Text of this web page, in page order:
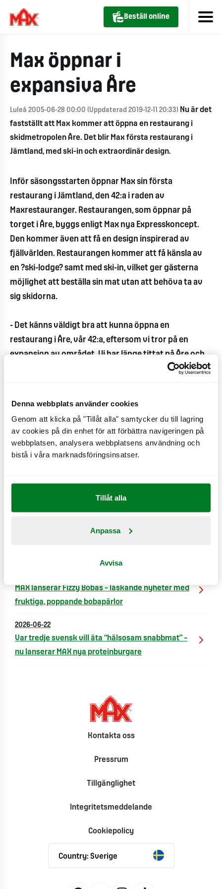
Denna webbplats använder cookies
Genom att klicka på "Tillåt alla" samtycker du till lagring
av cookies på din enhet för att förbättra navigeringen på
webbplatsen, analysera webbplatsens användning och
bistå i våra marknadsföringsinsatser.
Tillåt alla
Anpassa
Avvisa
Beställ online
Max öppnar i
expansiva Åre
Luleå 2005-06-28 00:00 (Uppdaterad 2019-12-11 20:33) Nu är det
fastställt att Max kommer att öppna en restaurang i
skidmetropolen Åre. Det blir Max första restaurang i
Jämtland, med ski-in och extraordinär design.
Inför säsongsstarten öppnar Max sin första
restaurang i Jämtland, den 42:a i raden av
Maxrestauranger. Restaurangen, som öppnar på
torget i Åre, byggs enligt Max nya Expresskoncept.
Den kommer även att få en design inspirerad av
fjällvärlden. Restaurangen kommer att få känsla av
en ?ski-lodge? samt med ski-in, vilket ger gästerna
möjlighet att beställa sin mat utan att behöva ta av
sig skidorna.
- Det känns väldigt bra att kunna öppna en
restaurang i Åre, vår 42:a, eftersom vi tror på en
expansion av området. Vi har länge tittat på Åre och
nu har vi hittat ett riktigt bra läge mitt på Åre Torg
Restaurangen beräknas sysselsätta ca 20 personer.
Rekryteringen till den nya restaurangen startar
arbetsförmedlingen.
MAX lanserar Fizzy Bobas – läskande nyheter med
fruktiga, poppande bobapärlor
2026-06-22
Var tredje svensk vill äta “hälsosam snabbmat” –
nu lanserar MAX nya proteinburgare
Kontakta oss
Pressrum
Tillgänglighet
Integritetsmeddelande
Cookiepolicy
Country: Sverige